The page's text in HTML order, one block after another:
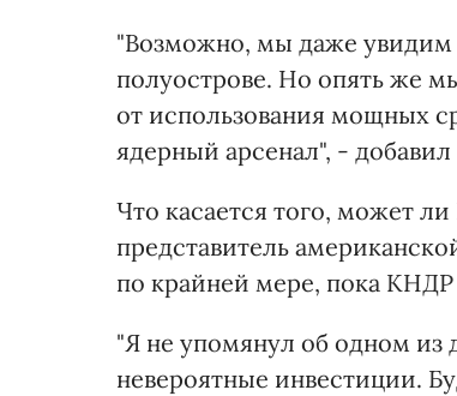
"Возможно, мы даже увидим
полуострове. Но опять же
от использования мощных
ядерный арсенал", -
Что касается того, может
представитель
по крайней мере, пока КНДР
"Я не упомянул об одном из
невероятные инвестиции.